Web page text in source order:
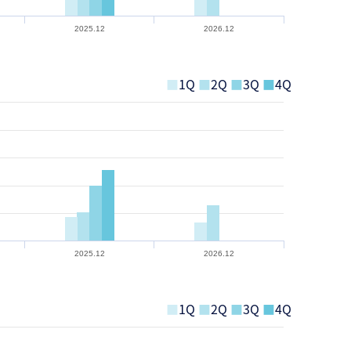
2025.12 2026.12
■1Q ■2Q ■3Q ■4Q
2025.12 2026.12
■1Q ■2Q ■3Q ■4Q